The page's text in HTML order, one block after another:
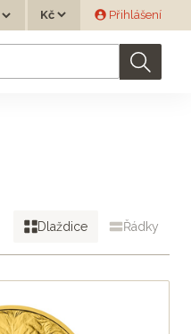
Měna Přihlášení
Dlaždice Řádky